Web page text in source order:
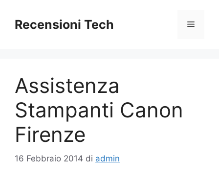
contenuto
Recensioni Tech Menu
Assistenza
Stampanti Canon
Firenze
16 Febbraio 2014 di admin